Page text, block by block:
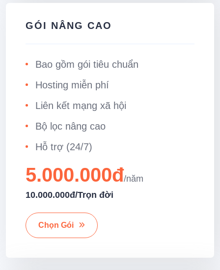
GÓI NÂNG CAO
Bao gồm gói tiêu chuẩn
Hosting miễn phí
Liên kết mạng xã hội
Bộ lọc nâng cao
Hỗ trợ (24/7)
5.000.000đ
10.000.000đ/Trọn đời
Chọn Gói